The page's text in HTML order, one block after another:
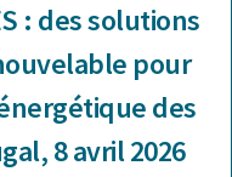
: des solutions
pour
des
8 avril 2026